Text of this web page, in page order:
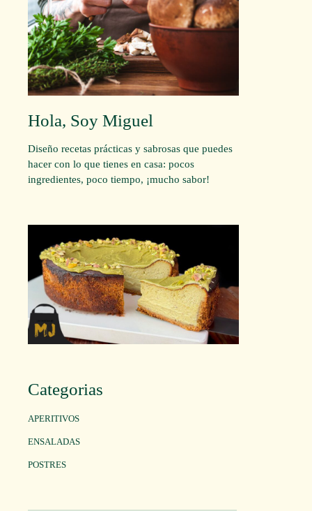
Hola, Soy Miguel
Diseño recetas prácticas y sabrosas que puedes
hacer con lo que tienes en casa: pocos
ingredientes, poco tiempo, ¡mucho sabor!
Categorias
APERITIVOS
ENSALADAS
POSTRES